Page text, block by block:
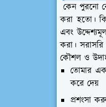
কেন পুরনো
করা হতো।
এবং
করা।
কৌশল ও
তোমার
করে দেয়
প্রশংসা